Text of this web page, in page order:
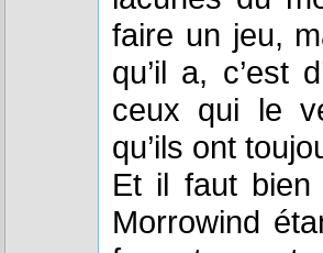
faire un jeu,
qu’il a, c’est
ceux qui le
qu’ils ont
Et il faut bien
Morrowind